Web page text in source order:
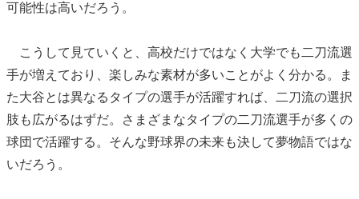
可能性は高いだろう。
こうして見ていくと、高校だけではなく大学でも二刀流選
手が増えており、楽しみな素材が多いことがよく分かる。ま
た大谷とは異なるタイプの選手が活躍すれば、二刀流の選択
肢も広がるはずだ。さまざまなタイプの二刀流選手が多くの
球団で活躍する。そんな野球界の未来も決して夢物語ではな
いだろう。